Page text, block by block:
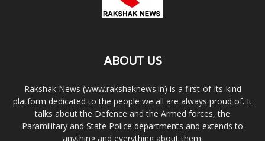
ABOUT US
Rakshak News (www.rakshaknews.in) is a first-of-its-kind
platform dedicated to the people we all are always proud of. It
talks about the Defence and the Armed forces, the
Paramilitary and State Police departments and extends to
anything and everything about them.